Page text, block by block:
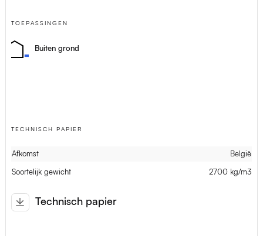
TOEPASSINGEN
Buiten grond
TECHNISCH PAPIER
Afkomst België
Soortelijk gewicht 2700 kg/m3
Technisch papier